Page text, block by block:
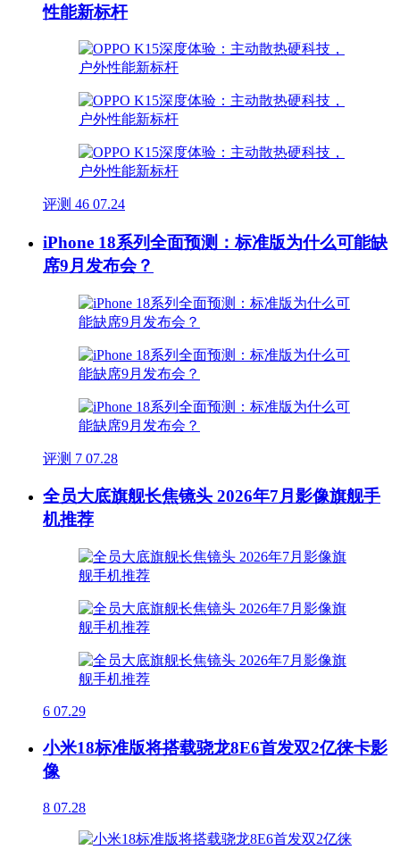
性能新标杆
评测 46 07.24
iPhone 18系列全面预测：标准版为什么可能缺
席9月发布会？
评测 7 07.28
全员大底旗舰长焦镜头 2026年7月影像旗舰手
机推荐
6 07.29
小米18标准版将搭载骁龙8E6首发双2亿徕卡影
像
8 07.28